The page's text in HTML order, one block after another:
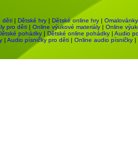
děti | Dětské hry | Dětské online hry | Omalovánky
pro děti | Online výukové materiály | Online
pohádky | Dětské online pohádky | Audio
| Audio písničky pro děti | Online audio písničky |